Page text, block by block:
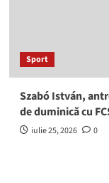
Sport
Szabó István,
de duminică cu
iulie 25, 2026 0